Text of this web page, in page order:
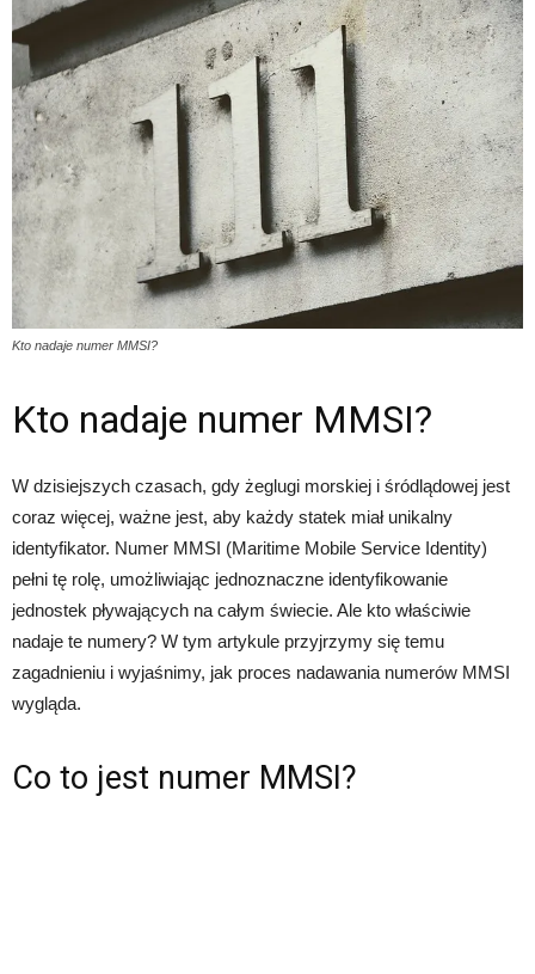
Kto nadaje numer MMSI?
Kto nadaje numer MMSI?
W dzisiejszych czasach, gdy żeglugi morskiej i śródlądowej jest
coraz więcej, ważne jest, aby każdy statek miał unikalny
identyfikator. Numer MMSI (Maritime Mobile Service Identity)
pełni tę rolę, umożliwiając jednoznaczne identyfikowanie
jednostek pływających na całym świecie. Ale kto właściwie
nadaje te numery? W tym artykule przyjrzymy się temu
zagadnieniu i wyjaśnimy, jak proces nadawania numerów MMSI
wygląda.
Co to jest numer MMSI?